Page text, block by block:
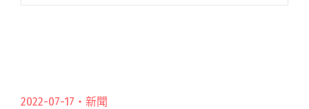
2022-07-17・ 新聞